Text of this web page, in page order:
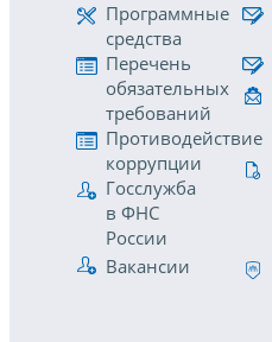
Программные
средства
Перечень
обязательных
требований
Противодействие
коррупции
Госслужба
в ФНС
России
Вакансии